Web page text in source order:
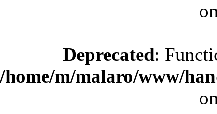
Deprecated:
/home/m/malaro/www/